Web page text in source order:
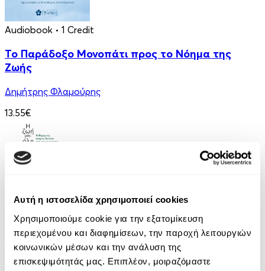
Αυτή η ιστοσελίδα χρησιμοποιεί cookies
Χρησιμοποιούμε cookie για την εξατομίκευση
περιεχομένου και διαφημίσεων, την παροχή λειτουργιών
κοινωνικών μέσων και την ανάλυση της
επισκεψιμότητάς μας. Επιπλέον, μοιραζόμαστε
Audiobook • 1 Credit
Το Παράδοξο Μονοπάτι προς το Νόημα της
Ζωής
Δημήτρης Φλαμούρης
13.55€
Η Ζωή μου Όλη
Κώστας Βλασόπουλος